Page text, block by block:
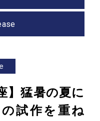
沿革
】猛暑の夏に
試作を重ね